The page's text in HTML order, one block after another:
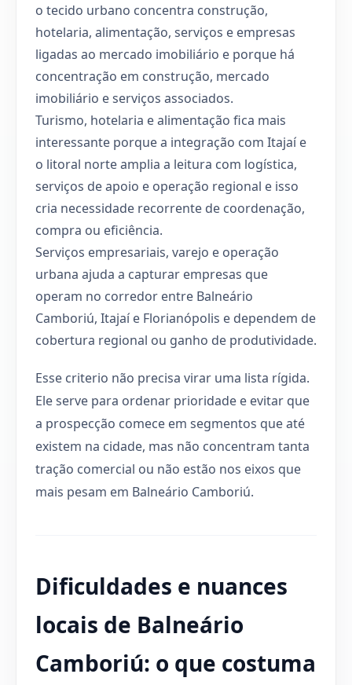
o tecido urbano concentra construção,
hotelaria, alimentação, serviços e empresas
ligadas ao mercado imobiliário e porque há
concentração em construção, mercado
imobiliário e serviços associados.
Turismo, hotelaria e alimentação fica mais
interessante porque a integração com Itajaí e
o litoral norte amplia a leitura com logística,
serviços de apoio e operação regional e isso
cria necessidade recorrente de coordenação,
compra ou eficiência.
Serviços empresariais, varejo e operação
urbana ajuda a capturar empresas que
operam no corredor entre Balneário
Camboriú, Itajaí e Florianópolis e dependem de
cobertura regional ou ganho de produtividade.
Esse criterio não precisa virar uma lista rígida.
Ele serve para ordenar prioridade e evitar que
a prospecção comece em segmentos que até
existem na cidade, mas não concentram tanta
tração comercial ou não estão nos eixos que
mais pesam em Balneário Camboriú.
Dificuldades e nuances
locais de Balneário
Camboriú: o que costuma